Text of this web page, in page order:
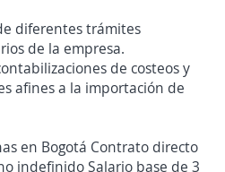
diferentes trámites
de la empresa.
de costeos y
afines a la importación de
en Bogotá Contrato directo
indefinido Salario base de 3